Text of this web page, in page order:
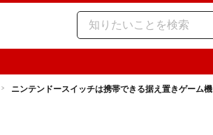
ニンテンドースイッチは携帯できる据え置きゲーム機